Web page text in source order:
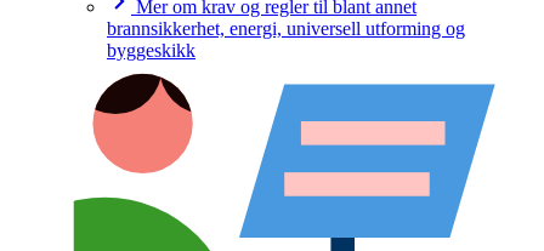
Mer om krav og regler til blant annet
brannsikkerhet, energi, universell utforming og
byggeskikk